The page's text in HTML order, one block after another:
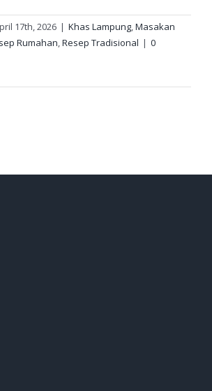
17th, 2026 | Khas Lampung,Masakan
Rumahan,Resep Tradisional | 0